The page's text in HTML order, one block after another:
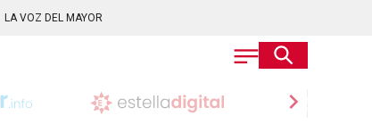
LA VOZ DEL MAYOR
chevron_right